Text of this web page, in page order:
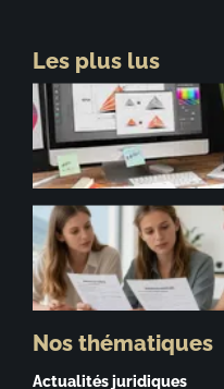
Les plus lus
Nos thématiques
Actualités juridiques